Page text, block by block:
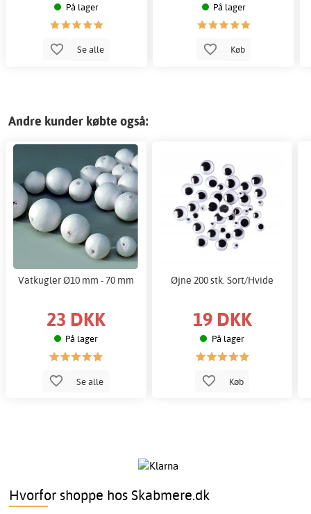
På lager
Se alle
På lager
Køb
Andre kunder købte også:
Vatkugler Ø10 mm - 70 mm
23 DKK
På lager
Se alle
Øjne 200 stk. Sort/Hvide
19 DKK
På lager
Køb
Hvorfor shoppe hos Skabmere.dk